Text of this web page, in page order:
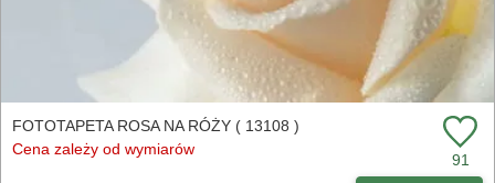
FOTOTAPETA ROSA NA RÓŻY ( 13108 )
Cena zależy od wymiarów
91